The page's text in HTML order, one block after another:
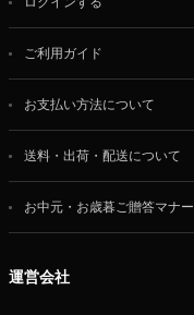
ご利用ガイド
お支払い方法について
送料・出荷・配送について
お中元・お歳暮ご贈答マナー
運営会社